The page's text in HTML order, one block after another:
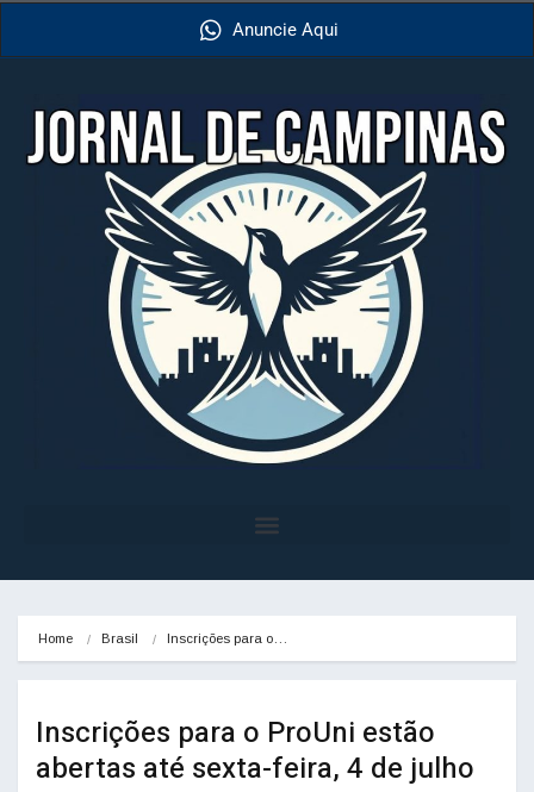
Anuncie Aqui
Home Brasil Inscrições para o…
Inscrições para o ProUni estão
abertas até sexta-feira, 4 de julho